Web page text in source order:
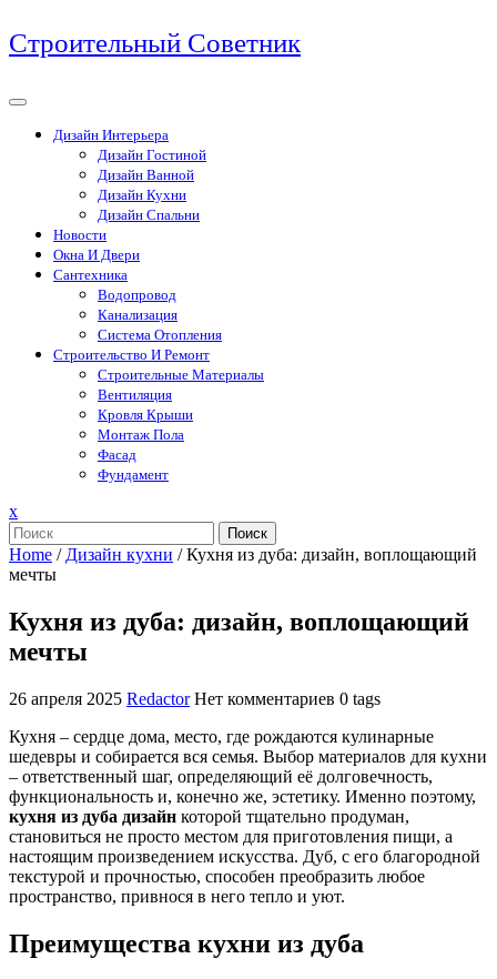
Перейти
к
Строительный Советник
Дизайн Интерьера
Дизайн Гостиной
Дизайн Ванной
Дизайн Кухни
Дизайн Спальни
Новости
Окна И Двери
Сантехника
Водопровод
Канализация
Система Отопления
Строительство И Ремонт
Строительные Материалы
Вентиляция
Кровля Крыши
Монтаж Пола
Фасад
Фундамент
xЗакрыть
меню
Поиск
Home / Дизайн кухни /Кухня из дуба: дизайн, воплощающий
мечты
Кухня из дуба: дизайн, воплощающий
мечты
26 апреля 2025 Redactor Нет комментариев 0 tags
Кухня – сердце дома, место, где рождаются кулинарные
шедевры и собирается вся семья. Выбор материалов для кухни
– ответственный шаг, определяющий её долговечность,
функциональность и, конечно же, эстетику. Именно поэтому,
кухня из дуба дизайн которой тщательно продуман,
становиться не просто местом для приготовления пищи, а
настоящим произведением искусства. Дуб, с его благородной
текстурой и прочностью, способен преобразить любое
пространство, привнося в него тепло и уют.
Преимущества кухни из дуба